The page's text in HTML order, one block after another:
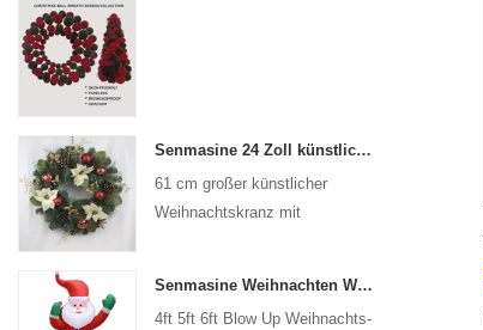
Senmasine 24 Zoll künstlicher Weihnachtskranz mit Tannennadel, Tannenzapfen, Weihnachtsstern, roter Kugel, goldenem Beerenzweig
61 cm großer künstlicher
Weihnachtskranz mit
Senmasine Weihnachten Weihnachtsmann aufblasbar Blow Up Weihnachten Schlauchboote Dekoration Urlaub Winter Indoor Outdoor
4ft 5ft 6ft Blow Up Weihnachts-